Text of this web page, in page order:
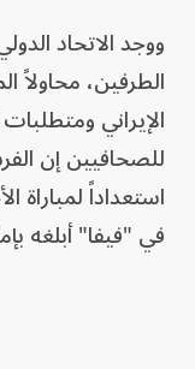
ووجد الاتحاد
الطرفين، محاولاً
الإيراني
للصحافيين إن
استعداداً
في "فيفا" أبلغه